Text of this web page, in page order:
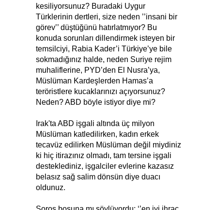
kesiliyorsunuz? Buradaki Uygur
Türklerinin dertleri, size neden ’’insani bir
görev’’ düştüğünü hatırlatmıyor? Bu
konuda sorunları dillendirmek isteyen bir
temsilciyi, Rabia Kader’i Türkiye’ye bile
sokmadığınız halde, neden Suriye rejim
muhaliflerine, PYD’den El Nusra’ya,
Müslüman Kardeşlerden Hamas’a
teröristlere kucaklarınızı açıyorsunuz?
Neden? ABD böyle istiyor diye mi?
Irak'ta ABD işgali altında üç milyon
Müslüman katledilirken, kadın erkek
tecavüz edilirken Müslüman değil miydiniz
ki hiç itirazınız olmadı, tam tersine işgali
desteklediniz, işgalciler evlerine kazasız
belasız sağ salim dönsün diye duacı
oldunuz.